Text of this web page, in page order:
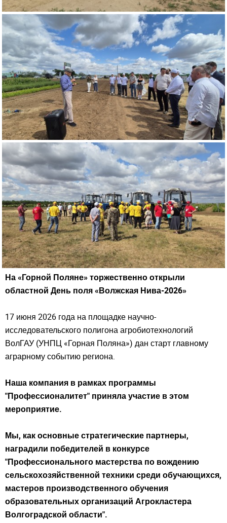
На «Горной Поляне» торжественно открыли
областной День поля «Волжская Нива-2026»
17 июня 2026 года на площадке научно-
исследовательского полигона агробиотехнологий
ВолГАУ (УНПЦ «Горная Поляна») дан старт главному
аграрному событию региона.
Наша компания в рамках программы
"Профессионалитет" приняла участие в этом
мероприятие.
Мы, как основные стратегические партнеры,
наградили победителей в конкурсе
"Профессионального мастерства по вождению
сельскохозяйственной техники среди обучающихся,
мастеров производственного обучения
образовательных организаций Агрокластера
Волгоградской области".
Закрыть окно